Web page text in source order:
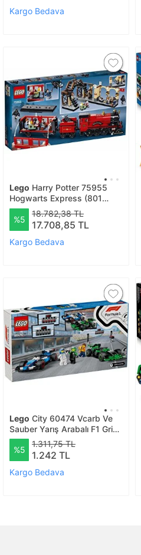
Kargo Bedava
Lego Harry Potter 75955
Hogwarts Express (801
Parça)
%5
18.782,38 TL
17.708,85 TL
Kargo Bedava
Lego City 60474 Vcarb Ve
Sauber Yarış Arabalı F1 Gridi
(313 Parça)
%5
1.311,75 TL
1.242 TL
Kargo Bedava